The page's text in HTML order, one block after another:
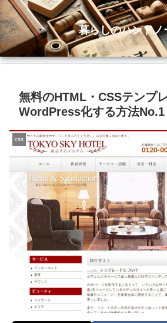
暮らしのハンドノ
無料のHTML・CSSテンプ
WordPress化する方法No.1
css